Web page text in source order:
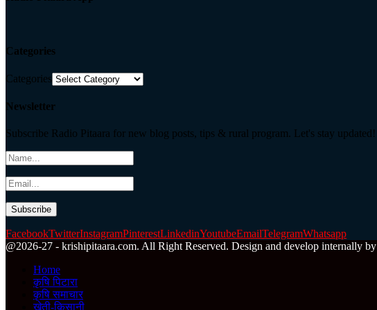
Categories
Categories
Newsletter
Subscribe Radio Pitaara for new blog posts, tips & rural program. Let's stay updated!
FacebookTwitterInstagramPinterestLinkedinYoutubeEmailTelegramWhatsapp
@2026-27 - krishipitaara.com. All Right Reserved. Design and develop internally by
Home
कृषि पिटारा
कृषि समाचार
खेती-किसानी